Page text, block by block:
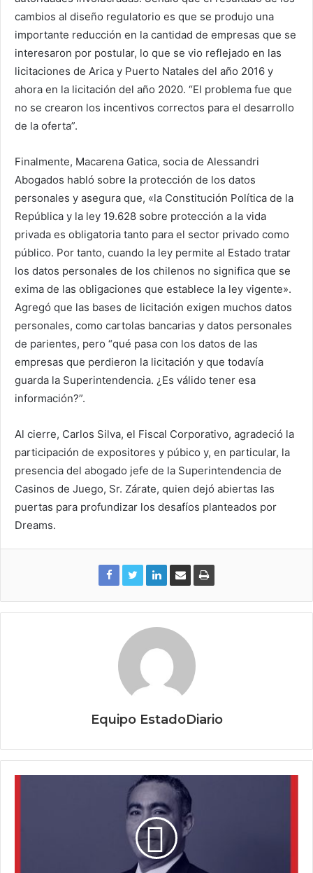
cambios al diseño regulatorio es que se produjo una
importante reducción en la cantidad de empresas que se
interesaron por postular, lo que se vio reflejado en las
licitaciones de Arica y Puerto Natales del año 2016 y
ahora en la licitación del año 2020. “El problema fue que
no se crearon los incentivos correctos para el desarrollo
de la oferta”.
Finalmente, Macarena Gatica, socia de Alessandri
Abogados habló sobre la protección de los datos
personales y asegura que, «la Constitución Política de la
República y la ley 19.628 sobre protección a la vida
privada es obligatoria tanto para el sector privado como
público. Por tanto, cuando la ley permite al Estado tratar
los datos personales de los chilenos no significa que se
exima de las obligaciones que establece la ley vigente».
Agregó que las bases de licitación exigen muchos datos
personales, como cartolas bancarias y datos personales
de parientes, pero “qué pasa con los datos de las
empresas que perdieron la licitación y que todavía
guarda la Superintendencia. ¿Es válido tener esa
información?”.
Al cierre, Carlos Silva, el Fiscal Corporativo, agradeció la
participación de expositores y púbico y, en particular, la
presencia del abogado jefe de la Superintendencia de
Casinos de Juego, Sr. Zárate, quien dejó abiertas las
puertas para profundizar los desafíos planteados por
Dreams.
Equipo EstadoDiario